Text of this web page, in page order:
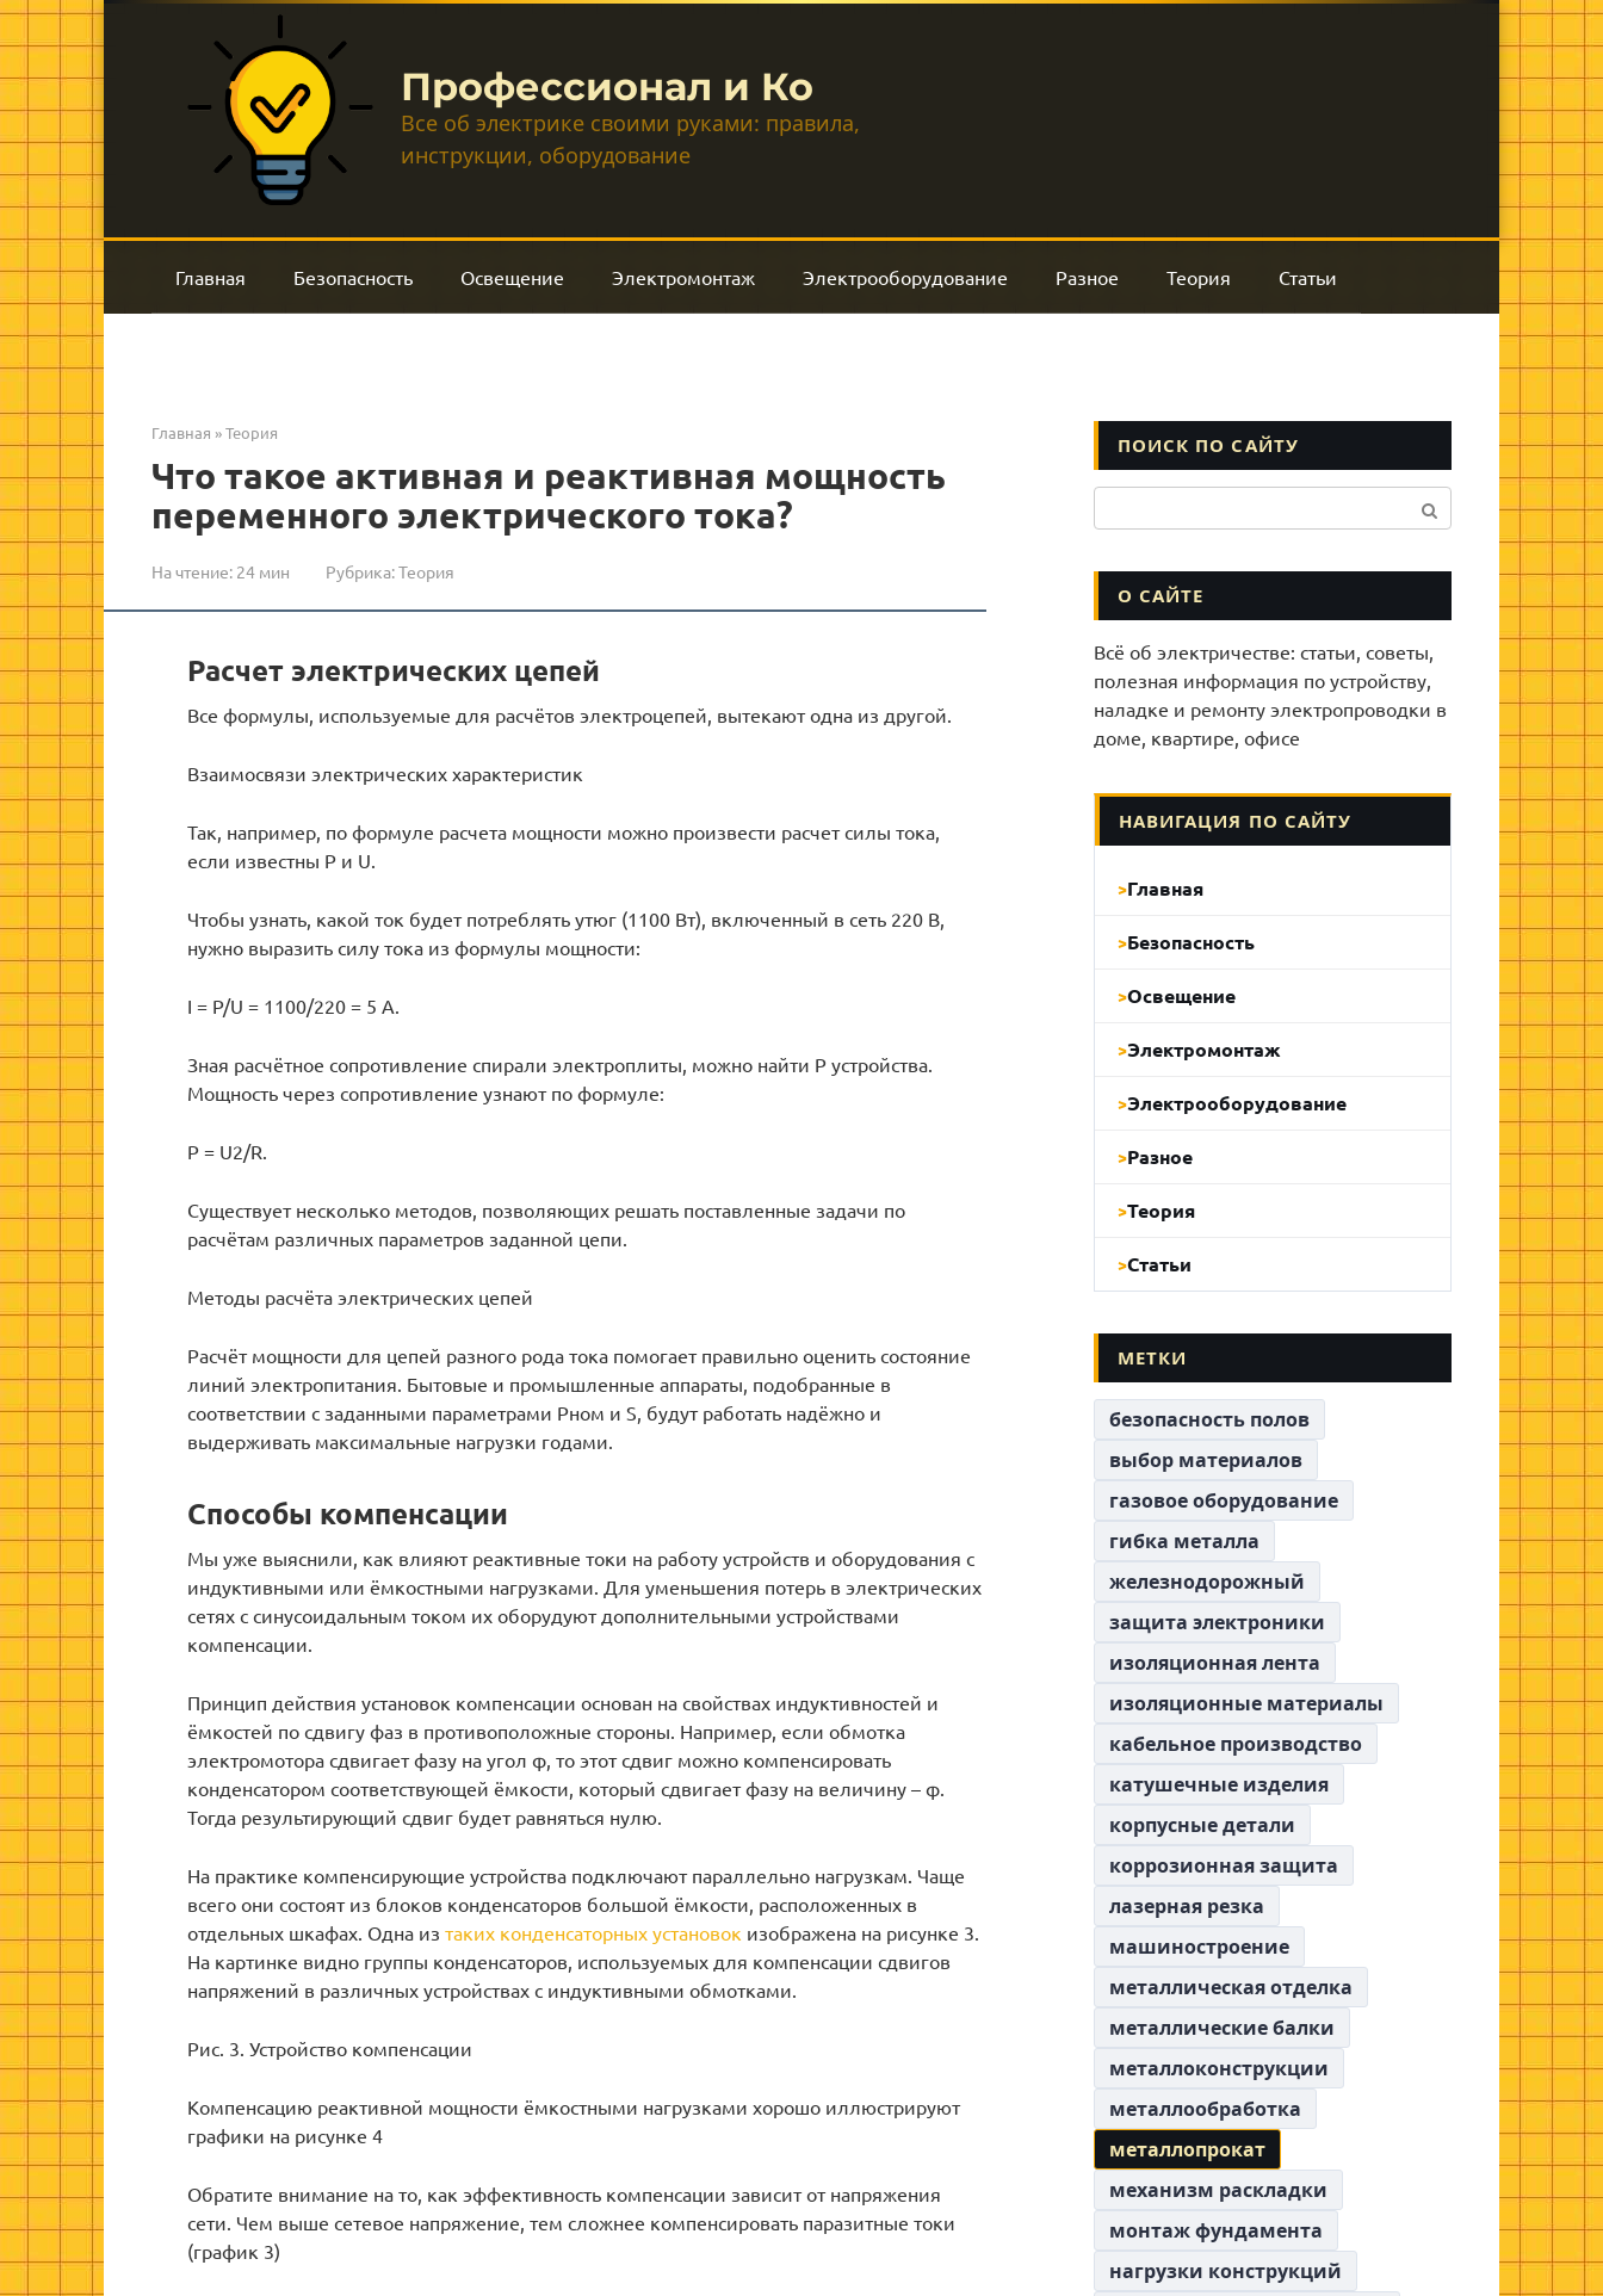
Перейти
к
контенту
Профессионал и Ко
Все об электрике своими руками: правила,
инструкции, оборудование
Главная Безопасность Освещение Электромонтаж Электрооборудование Разное Теория Статьи
Главная »Теория
Что такое активная и реактивная мощность
переменного электрического тока?
На чтение: 24 мин Рубрика:Теория
Расчет электрических цепей
Все формулы, используемые для расчётов электроцепей, вытекают одна из другой.
Взаимосвязи электрических характеристик
Так, например, по формуле расчета мощности можно произвести расчет силы тока,
если известны P и U.
Чтобы узнать, какой ток будет потреблять утюг (1100 Вт), включенный в сеть 220 В,
нужно выразить силу тока из формулы мощности:
I = P/U = 1100/220 = 5 A.
Зная расчётное сопротивление спирали электроплиты, можно найти P устройства.
Мощность через сопротивление узнают по формуле:
P = U2/R.
Существует несколько методов, позволяющих решать поставленные задачи по
расчётам различных параметров заданной цепи.
Методы расчёта электрических цепей
Расчёт мощности для цепей разного рода тока помогает правильно оценить состояние
линий электропитания. Бытовые и промышленные аппараты, подобранные в
соответствии с заданными параметрами Pном и S, будут работать надёжно и
выдерживать максимальные нагрузки годами.
Способы компенсации
Мы уже выяснили, как влияют реактивные токи на работу устройств и оборудования с
индуктивными или ёмкостными нагрузками. Для уменьшения потерь в электрических
сетях с синусоидальным током их оборудуют дополнительными устройствами
компенсации.
Принцип действия установок компенсации основан на свойствах индуктивностей и
ёмкостей по сдвигу фаз в противоположные стороны. Например, если обмотка
электромотора сдвигает фазу на угол φ, то этот сдвиг можно компенсировать
конденсатором соответствующей ёмкости, который сдвигает фазу на величину – φ.
Тогда результирующий сдвиг будет равняться нулю.
На практике компенсирующие устройства подключают параллельно нагрузкам. Чаще
всего они состоят из блоков конденсаторов большой ёмкости, расположенных в
отдельных шкафах. Одна из таких конденсаторных установок изображена на рисунке 3.
На картинке видно группы конденсаторов, используемых для компенсации сдвигов
напряжений в различных устройствах с индуктивными обмотками.
Рис. 3. Устройство компенсации
Компенсацию реактивной мощности ёмкостными нагрузками хорошо иллюстрируют
графики на рисунке 4
Обратите внимание на то, как эффективность компенсации зависит от напряжения
сети. Чем выше сетевое напряжение, тем сложнее компенсировать паразитные токи
(график 3)
ПОИСК ПО САЙТУ
О САЙТЕ
Всё об электричестве: статьи, советы,
полезная информация по устройству,
наладке и ремонту электропроводки в
доме, квартире, офисе
НАВИГАЦИЯ ПО САЙТУ
Главная
Безопасность
Освещение
Электромонтаж
Электрооборудование
Разное
Теория
Статьи
МЕТКИ
безопасность полов
выбор материалов
газовое оборудование
гибка металла
железнодорожный
защита электроники
изоляционная лента
изоляционные материалы
кабельное производство
катушечные изделия
корпусные детали
коррозионная защита
лазерная резка
машиностроение
металлическая отделка
металлические балки
металлоконструкции
металлообработка
металлопрокат
механизм раскладки
монтаж фундамента
нагрузки конструкций